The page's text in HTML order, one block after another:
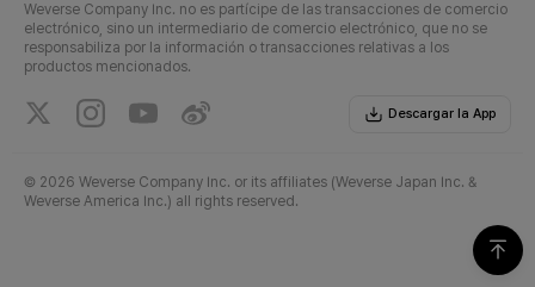
Weverse Company Inc. no es partícipe de las transacciones de comercio
electrónico, sino un intermediario de comercio electrónico, que no se
responsabiliza por la información o transacciones relativas a los
productos mencionados.
Descargar la App
© 2026 Weverse Company Inc. or its affiliates (Weverse Japan Inc. &
Weverse America Inc.) all rights reserved.